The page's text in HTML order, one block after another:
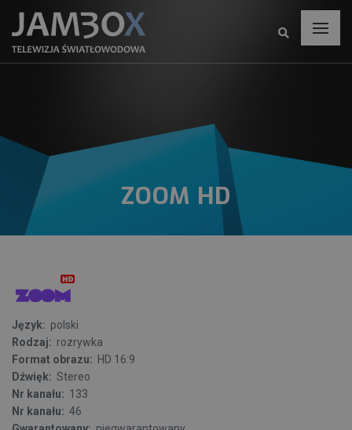
ZOOM HD
Język: polski
Rodzaj: rozrywka
Format obrazu: HD 16:9
Dźwięk: Stereo
Nr kanału: 133
Nr kanału: 46